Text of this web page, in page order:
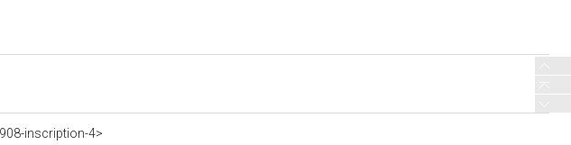
inscription-4>